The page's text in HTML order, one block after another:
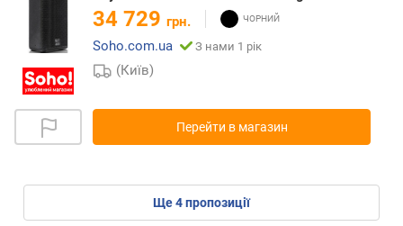
34 729 грн.
Soho.com.ua
З нами 1 рік
(Київ)
Перейти в магазин
ще4пропозиції